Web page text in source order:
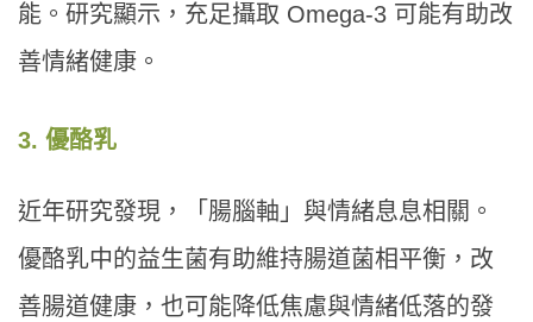
能。研究顯示，充足攝取 Omega-3 可能有助改
善情緒健康。
3. 優酪乳
近年研究發現，「腸腦軸」與情緒息息相關。
優酪乳中的益生菌有助維持腸道菌相平衡，改
善腸道健康，也可能降低焦慮與情緒低落的發